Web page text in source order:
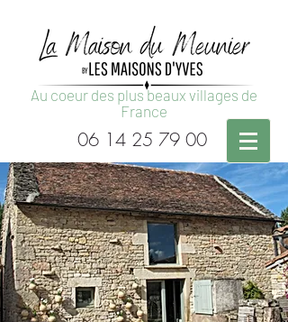
Au coeur des plus beaux villages de
France
06 14 25 79 00